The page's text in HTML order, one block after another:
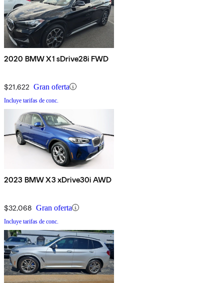
2020 BMW X1 sDrive28i FWD
$21,622 Gran oferta
Incluye tarifas de conc.
2023 BMW X3 xDrive30i AWD
$32,068 Gran oferta
Incluye tarifas de conc.